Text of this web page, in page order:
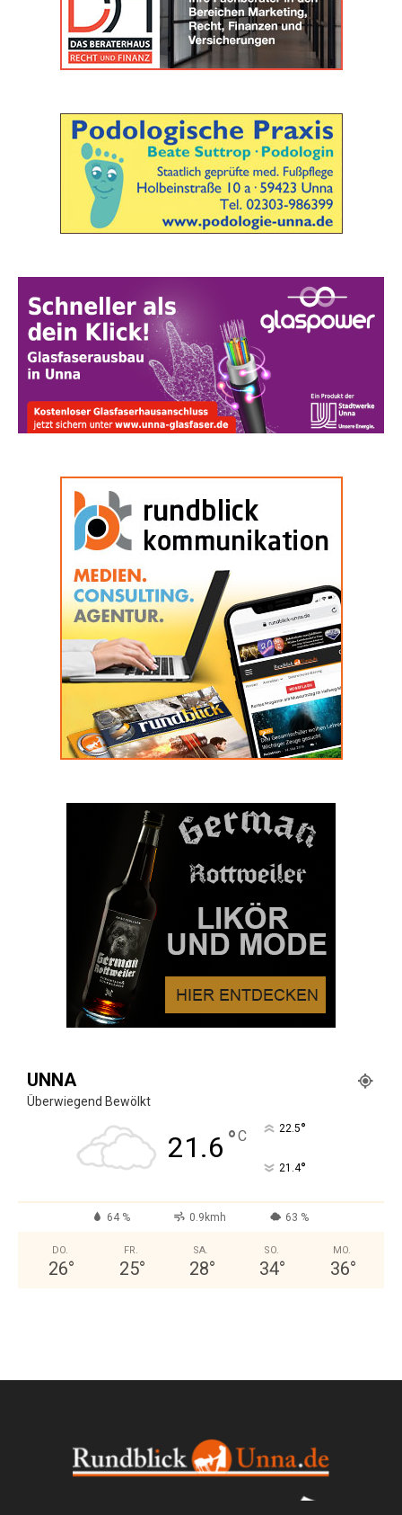
UNNA
Überwiegend Bewölkt
21.6 °C 22.5°
21.4°
64 % 0.9kmh 63 %
DO.
26°
FR.
25°
SA.
28°
SO.
34°
MO.
36°